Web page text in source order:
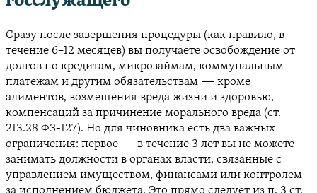
Сразу после завершения процедуры (как правило, в
течение 6–12 месяцев) вы получаете освобождение от
долгов по кредитам, микрозаймам, коммунальным
платежам и другим обязательствам — кроме
алиментов, возмещения вреда жизни и здоровью,
компенсаций за причинение морального вреда (ст.
213.28 ФЗ-127). Но для чиновника есть два важных
ограничения: первое — в течение 3 лет вы не можете
занимать должности в органах власти, связанные с
управлением имуществом, финансами или контролем